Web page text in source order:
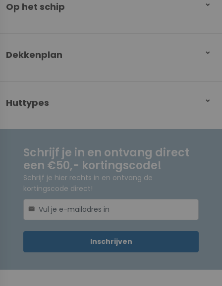
Op het schip
Dekkenplan
Huttypes
Schrijf je in en ontvang direct
een €50,- kortingscode!
Schrijf je hier rechts in en ontvang de
kortingscode direct!
mail
Inschrijven